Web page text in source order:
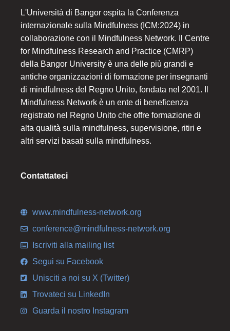
L'Università di Bangor ospita la Conferenza
internazionale sulla Mindfulness (ICM:2024) in
collaborazione con il Mindfulness Network. Il Centre
for Mindfulness Research and Practice (CMRP)
della Bangor University è una delle più grandi e
antiche organizzazioni di formazione per insegnanti
di mindfulness del Regno Unito, fondata nel 2001. Il
Mindfulness Network è un ente di beneficenza
registrato nel Regno Unito che offre formazione di
alta qualità sulla mindfulness, supervisione, ritiri e
altri servizi basati sulla mindfulness.
Contattateci
www.mindfulness-network.org
conference@mindfulness-network.org
Iscriviti alla mailing list
Segui su Facebook
Unisciti a noi su X (Twitter)
Trovateci su LinkedIn
Guarda il nostro Instagram